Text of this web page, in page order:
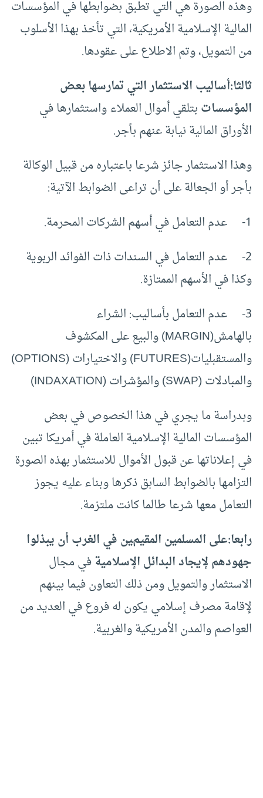
وهذه الصورة هي التي تطبق بضوابطها في المؤسسات
المالية الإسلامية الأمريكية، التي تأخذ بهذا الأسلوب
من التمويل، وتم الاطلاع على عقودها.
ثالثا:أساليب الاستثمار التي تمارسها بعض
المؤسساتبتلقي أموال العملاء واستثمارها في
الأوراق المالية نيابة عنهم بأجر.
وهذا الاستثمار جائز شرعا باعتباره من قبيل الوكالة
بأجر أو الجعالة على أن تراعى الضوابط الآتية:
1- عدم التعامل في أسهم الشركات المحرمة.
2- عدم التعامل في السندات ذات الفوائد الربوية
وكذا في الأسهم الممتازة.
3- عدم التعامل بأساليب: الشراء
بالهامش(MARGIN) والبيع على المكشوف
والمستقبليات(FUTURES) والاختيارات (OPTIONS)
والمبادلات (SWAP) والمؤشرات (INDAXATION)
وبدراسة ما يجري في هذا الخصوص في بعض
المؤسسات المالية الإسلامية العاملة في أمريكا تبين
في إعلاناتها عن قبول الأموال للاستثمار بهذه الصورة
التزامها بالضوابط السابق ذكرها وبناء عليه يجوز
التعامل معها شرعا طالما كانت ملتزمة.
رابعا:على المسلمين المقيمين في الغرب أن يبذلوا
جهودهم لإيجاد البدائل الإسلاميةفي مجال
الاستثمار والتمويل ومن ذلك التعاون فيما بينهم
لإقامة مصرف إسلامي يكون له فروع في العديد من
العواصم والمدن الأمريكية والغربية.